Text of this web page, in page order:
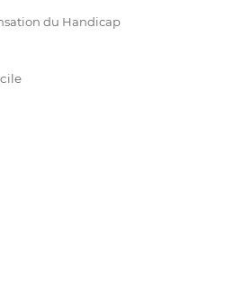
du Handicap